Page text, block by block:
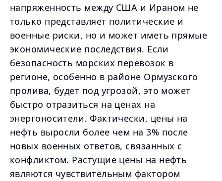
напряженность между США и Ираном не
только представляет политические и
военные риски, но и может иметь прямые
экономические последствия. Если
безопасность морских перевозок в
регионе, особенно в районе Ормузского
пролива, будет под угрозой, это может
быстро отразиться на ценах на
энергоносители. Фактически, цены на
нефть выросли более чем на 3% после
новых военных ответов, связанных с
конфликтом. Растущие цены на нефть
являются чувствительным фактором